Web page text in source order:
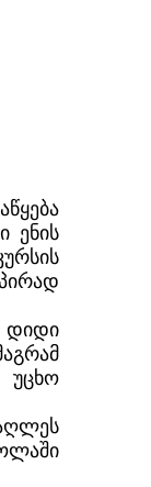
ენის
უცხო